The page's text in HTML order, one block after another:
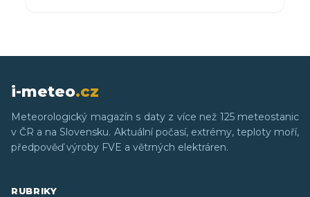
i-meteo.cz
Meteorologický magazín s daty z více než 125 meteostanic
v ČR a na Slovensku. Aktuální počasí, extrémy, teploty moří,
předpověď výroby FVE a větrných elektráren.
RUBRIKY